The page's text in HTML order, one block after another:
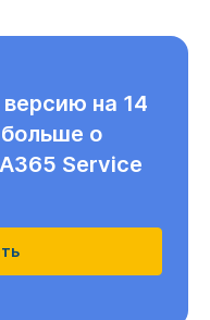
на 14
о
Service